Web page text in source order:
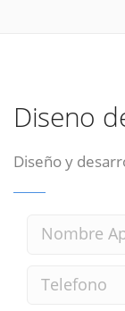
Diseno
Diseño y